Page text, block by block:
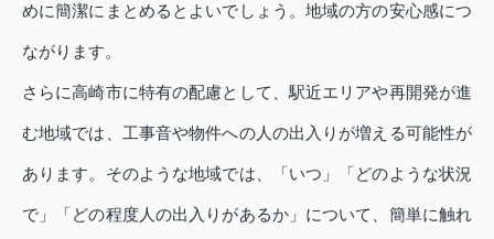
めに簡潔にまとめるとよいでしょう。地域の方の安心感につ
ながります。
さらに高崎市に特有の配慮として、駅近エリアや再開発が進
む地域では、工事音や物件への人の出入りが増える可能性が
あります。そのような地域では、「いつ」「どのような状況
で」「どの程度人の出入りがあるか」について、簡単に触れ